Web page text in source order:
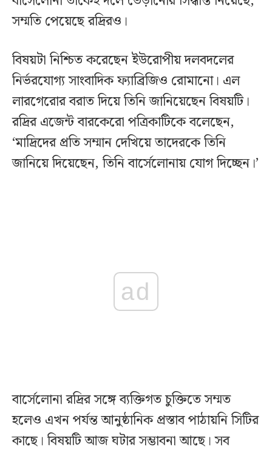
সম্মতি পেয়েছে রদ্রিরও।
বিষয়টা নিশ্চিত করেছেন ইউরোপীয় দলবদলের
নির্ভরযোগ্য সাংবাদিক ফ্যাব্রিজিও রোমানো। এল
লারগেরোর বরাত দিয়ে তিনি জানিয়েছেন বিষয়টি।
রদ্রির এজেন্ট বারকেরো পত্রিকাটিকে বলেছেন,
‘মাদ্রিদের প্রতি সম্মান দেখিয়ে তাদেরকে তিনি
জানিয়ে দিয়েছেন, তিনি বার্সেলোনায় যোগ দিচ্ছেন।’
ad
বার্সেলোনা রদ্রির সঙ্গে ব্যক্তিগত চুক্তিতে সম্মত
হলেও এখন পর্যন্ত আনুষ্ঠানিক প্রস্তাব পাঠায়নি সিটির
কাছে। বিষয়টি আজ ঘটার সম্ভাবনা আছে। সব